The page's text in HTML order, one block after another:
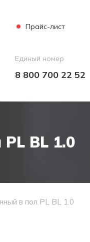
Прайс-лист
Единый номер
8 800 700 22 52
BL 1.0
в пол PL BL 1.0